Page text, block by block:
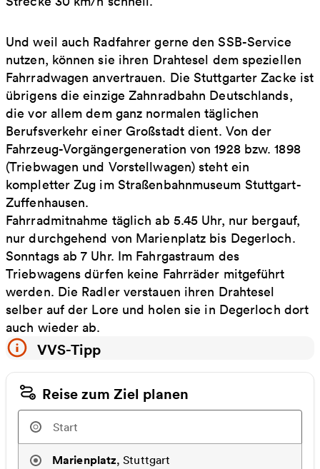
Und weil auch Radfahrer gerne den SSB-Service
nutzen, können sie ihren Drahtesel dem speziellen
Fahrradwagen anvertrauen. Die Stuttgarter Zacke ist
übrigens die einzige Zahnradbahn Deutschlands,
die vor allem dem ganz normalen täglichen
Berufsverkehr einer Großstadt dient. Von der
Fahrzeug-Vorgängergeneration von 1928 bzw. 1898
(Triebwagen und Vorstellwagen) steht ein
kompletter Zug im Straßenbahnmuseum Stuttgart-
Zuffenhausen.
Fahrradmitnahme täglich ab 5.45 Uhr, nur bergauf,
nur durchgehend von Marienplatz bis Degerloch.
Sonntags ab 7 Uhr. Im Fahrgastraum des
Triebwagens dürfen keine Fahrräder mitgeführt
werden. Die Radler verstauen ihren Drahtesel
selber auf der Lore und holen sie in Degerloch dort
auch wieder ab.
VVS-Tipp
Reise zum Ziel planen
Marienplatz,Stuttgart